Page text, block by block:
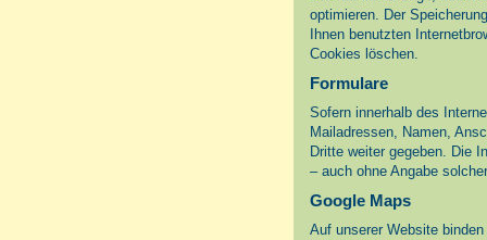
optimieren. Der
Ihnen benutzten
Cookies löschen.
Formulare
Sofern innerhalb des
Mailadressen, Namen,
Dritte weiter gegeben. Die
– auch ohne Angabe
Google Maps
Auf unserer Website